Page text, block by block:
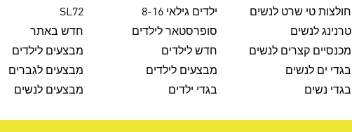
חולצות טי שרט לנשים ילדים גילאי 8-16
SL72
טרנינג לנשים סופרסטאר לילדים
חדש באתר
מכנסיים קצרים לנשים חדש לילדים
מבצעים לילדים
בגדי ים לנשים מבצעים לילדים
מבצעים לגברים
בגדי נשים בגדי ילדים מבצעים לנשים